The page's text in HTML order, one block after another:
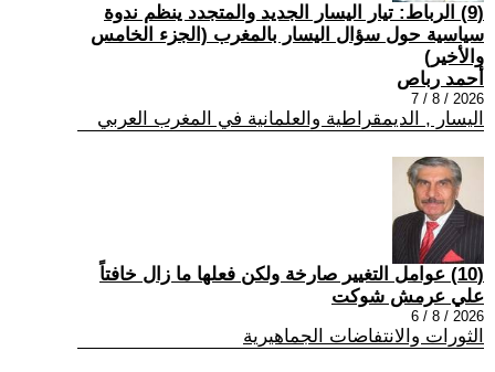
(9) الرباط: تيار اليسار الجديد والمتجدد ينظم ندوة
سياسية حول سؤال اليسار بالمغرب (الجزء الخامس
والأخير)
أحمد رباص
2026 / 8 / 7
اليسار , الديمقراطية والعلمانية في المغرب العربي
(10) عوامل التغيير صارخة ولكن فعلها ما زال خافتاً
علي عرمش شوكت
2026 / 8 / 6
الثورات والانتفاضات الجماهيرية